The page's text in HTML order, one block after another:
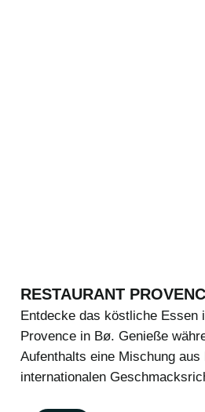
RESTAURANT
Entdecke das köstliche Essen
Provence in Bø. Genieße
Aufenthalts eine Mischung aus
internationalen